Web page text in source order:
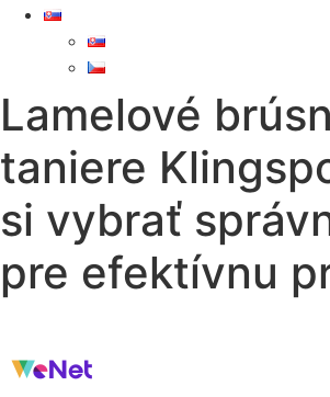
Lamelové
taniere
si vybrať
pre efektívnu